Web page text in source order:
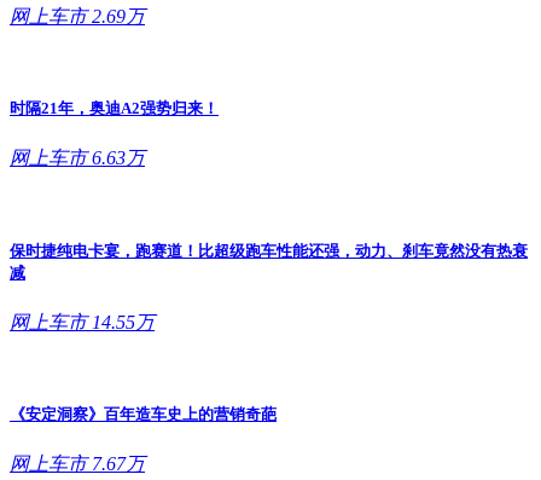
网上车市 2.69万
时隔21年，奥迪A2强势归来！
网上车市 6.63万
保时捷纯电卡宴，跑赛道！比超级跑车性能还强，动力、刹车竟然没有热衰
减
网上车市 14.55万
《安定洞察》百年造车史上的营销奇葩
网上车市 7.67万